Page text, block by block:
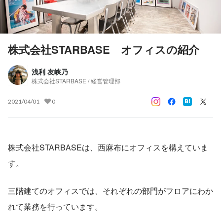
株式会社STARBASE オフィスの紹介
浅利 友峡乃
株式会社STARBASE / 経営管理部
2021/04/01 0
株式会社STARBASEは、西麻布にオフィスを構えていま
す。
三階建てのオフィスでは、それぞれの部門がフロアにわか
れて業務を行っています。